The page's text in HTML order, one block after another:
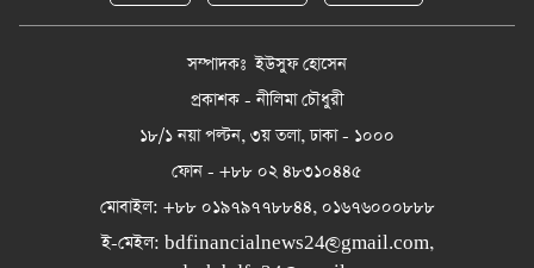
সম্পাদকঃ ইউসুফ হোসেন
প্রকাশক - নীলিমা চৌধুরী
১৮/১ নয়া পল্টন, ৩য় তলা, ঢাকা - ১০০০
ফোন - +৮৮ ০২ ৪৮৩১০৪৪৫
মোবাইল: +৮৮ ০১৯৭৯৭৭৮৮৪৪, ০১৬৭৬০০০৮৮৮
ই-মেইল: bdfinancialnews24@gmail.com,